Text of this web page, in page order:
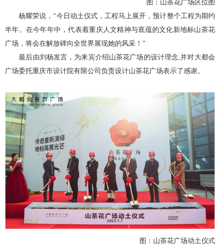
图：山茶花广场区位图
杨耀荣说，“今日动土仪式，工程马上展开，预计整个工程为期约
半年。在今年年中，代表着重庆人文精神与底蕴的文化新地标山茶花
广场，将会在解放碑向全世界展现她的风采！”
最后由刘杨发言，为来宾介绍山茶花广场的设计理念,并对大都会
广场委托重庆市设计院有限公司负责设计山茶花广场表示了感谢。
图：山茶花广场动土仪式